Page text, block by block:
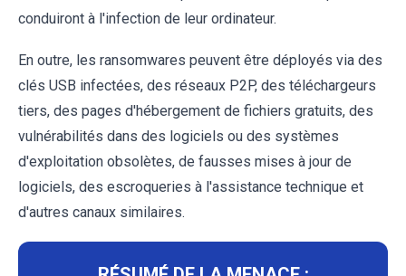
conduiront à l'infection de leur ordinateur.
En outre, les ransomwares peuvent être déployés via des
clés USB infectées, des réseaux P2P, des téléchargeurs
tiers, des pages d'hébergement de fichiers gratuits, des
vulnérabilités dans des logiciels ou des systèmes
d'exploitation obsolètes, de fausses mises à jour de
logiciels, des escroqueries à l'assistance technique et
d'autres canaux similaires.